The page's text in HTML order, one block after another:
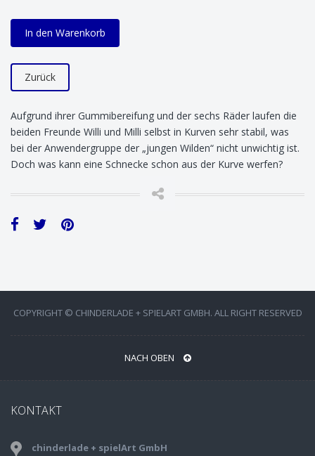
In den Warenkorb
Zurück
Aufgrund ihrer Gummibereifung und der sechs Räder laufen die
beiden Freunde Willi und Milli selbst in Kurven sehr stabil, was
bei der Anwendergruppe der „jungen Wilden“ nicht unwichtig ist.
Doch was kann eine Schnecke schon aus der Kurve werfen?
COPYRIGHT © CHINDERLADE + SPIELART GMBH. ALL RIGHT RESERVED
NACH OBEN
KONTAKT
chinderlade + spielArt GmbH